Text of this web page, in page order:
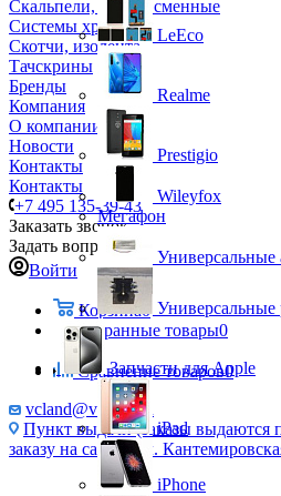
Скальпели, лезвия сменные
Системы хранения
Скотчи, изолента
Тачскрины
Бренды
Компания
О компании
Новости
Контакты
Контакты
+7 495 135-39-43
Заказать звонок
Задать вопрос
Войти
Корзина0
Избранные товары0
Сравнение товаров0
vcland@vcland.ru
Пункт выдачи (заказы выдаются
заказу на сайте), ул.
LeEco
Realme
Prestigio
Wileyfox
Мегафон
Универсальные
Запчасти для Apple
iPad
iPhone